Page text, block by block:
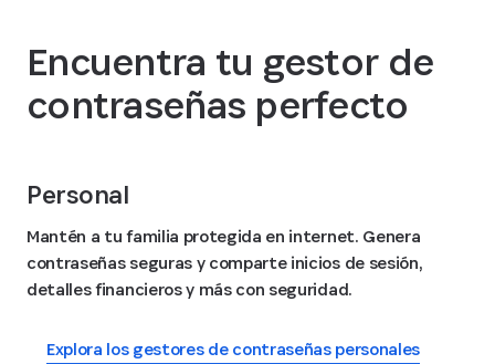
Encuentra tu gestor de
contraseñas perfecto
Personal
Mantén a tu familia protegida en internet. Genera
contraseñas seguras y comparte inicios de sesión,
detalles financieros y más con seguridad.
Explora los gestores de contraseñas personales